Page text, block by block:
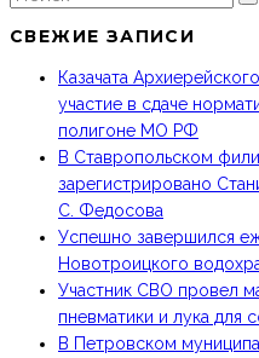
СВЕЖИЕ ЗАПИСИ
Казачата
участие в сдаче
полигоне МО РФ
В Ставропольском
зарегистрировано
С. Федосова
Успешно завершился
Новотроицкого
Участник СВО провел
пневматики и лука для
В Петровском